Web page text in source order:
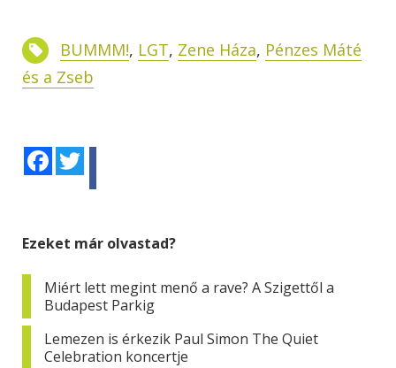
BUMMM!, LGT, Zene Háza, Pénzes Máté
és a Zseb
Facebook
Ezeket már olvastad?
Miért lett megint menő a rave? A Szigettől a
Budapest Parkig
Lemezen is érkezik Paul Simon The Quiet
Celebration koncertje